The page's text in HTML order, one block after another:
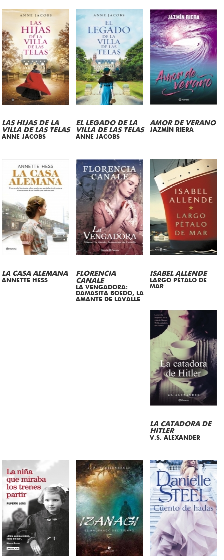
LAS HIJAS DE LA
VILLA DE LAS TELAS
ANNE JACOBS
EL LEGADO DE LA
VILLA DE LAS TELAS
ANNE JACOBS
AMOR DE VERANO
JAZMÍN RIERA
LA CASA ALEMANA
ANNETTE HESS
FLORENCIA
CANALE
LA VENGADORA:
DAMASITA BOEDO, LA
AMANTE DE LAVALLE
ISABEL ALLENDE
LARGO PÉTALO DE
MAR
LA CATADORA DE
HITLER
V.S. ALEXANDER